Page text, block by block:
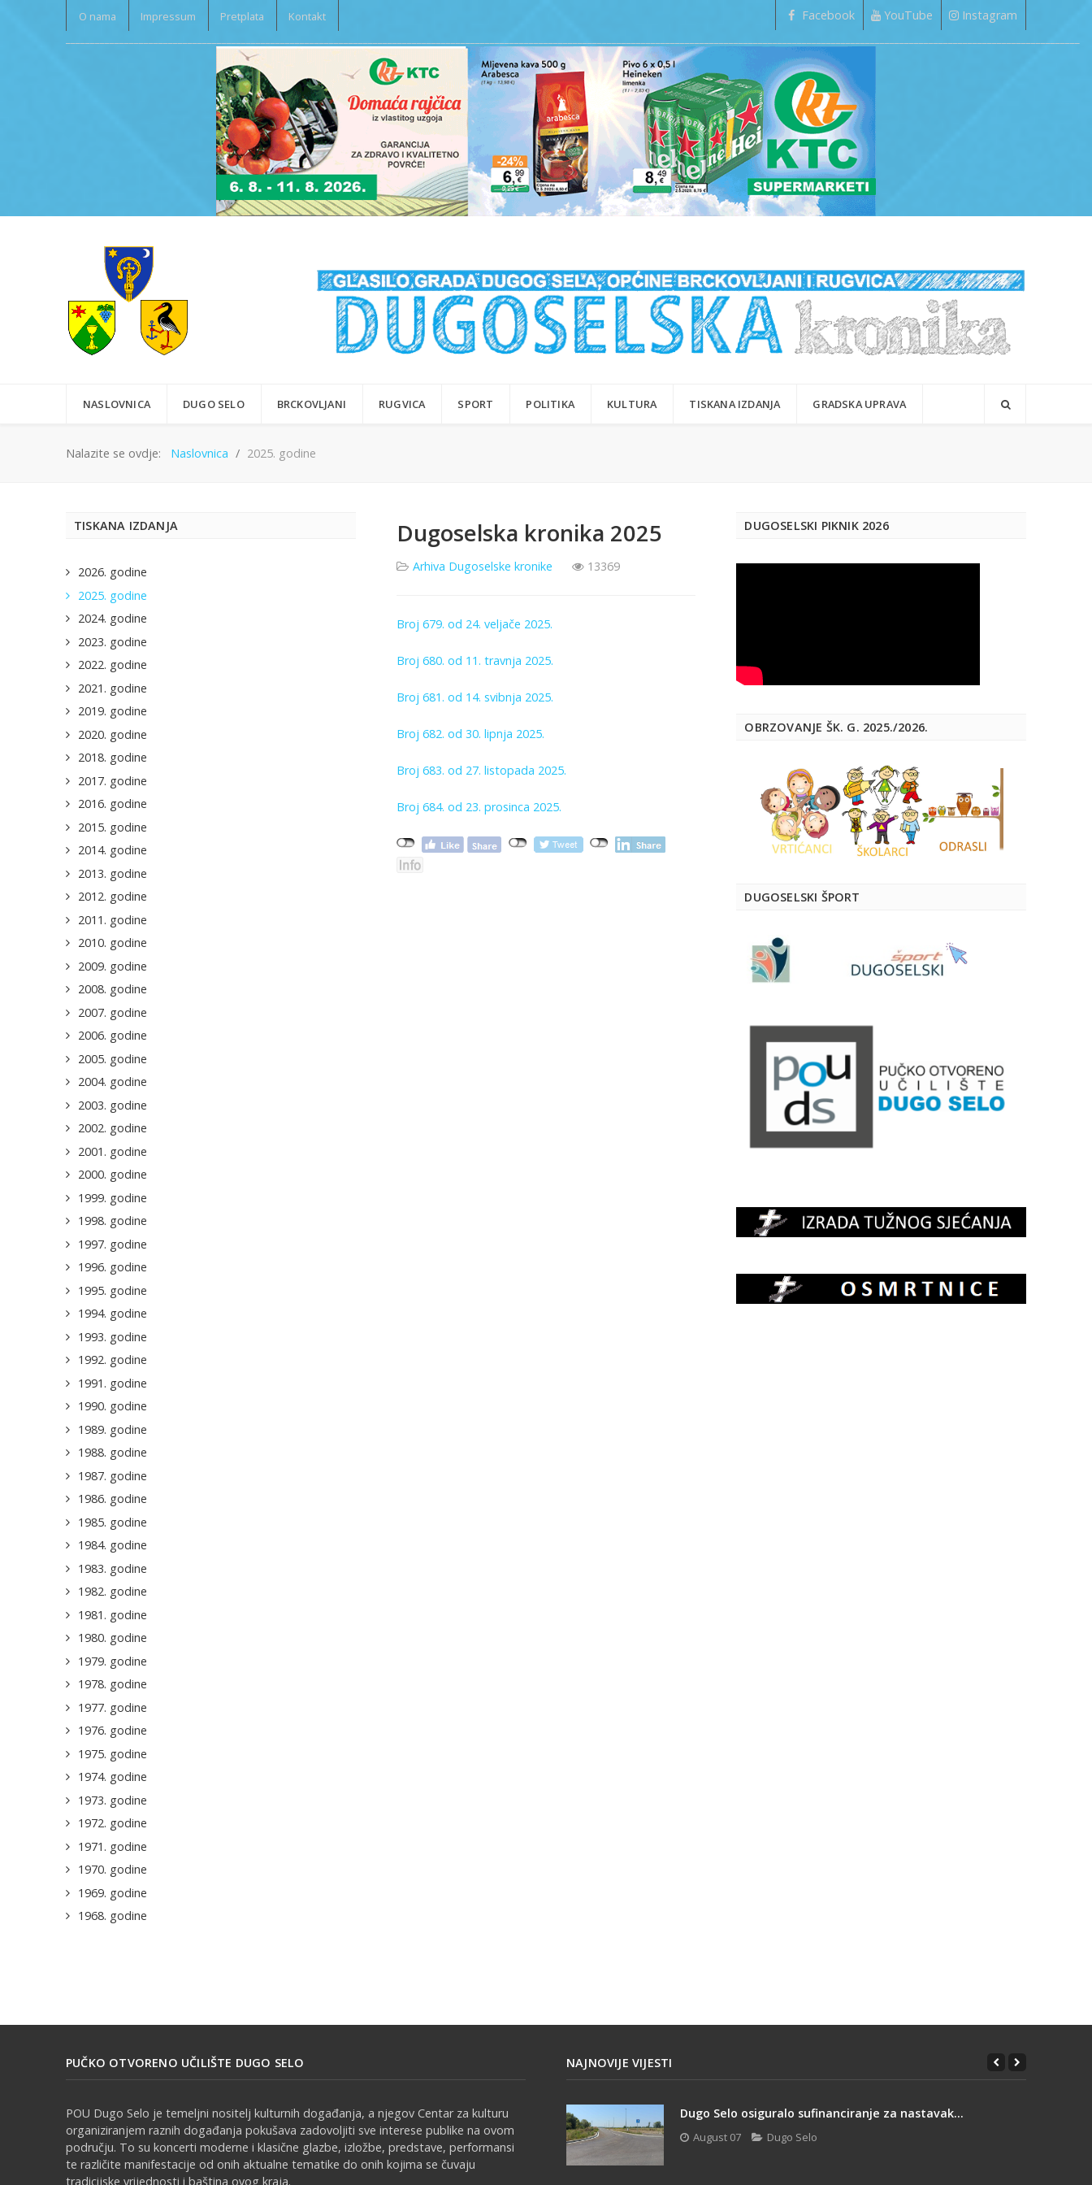
O nama Impressum Pretplata Kontakt Facebook YouTube Instagram
NASLOVNICA DUGO SELO BRCKOVLJANI RUGVICA SPORT POLITIKA KULTURA TISKANA IZDANJA GRADSKA UPRAVA
Nalazite se ovdje: Naslovnica 2025. godine
TISKANA IZDANJA
2026. godine
2025. godine
2024. godine
2023. godine
2022. godine
2021. godine
2019. godine
2020. godine
2018. godine
2017. godine
2016. godine
2015. godine
2014. godine
2013. godine
2012. godine
2011. godine
2010. godine
2009. godine
2008. godine
2007. godine
2006. godine
2005. godine
2004. godine
2003. godine
2002. godine
2001. godine
2000. godine
1999. godine
1998. godine
1997. godine
1996. godine
1995. godine
1994. godine
1993. godine
1992. godine
1991. godine
1990. godine
1989. godine
1988. godine
1987. godine
1986. godine
1985. godine
1984. godine
1983. godine
1982. godine
1981. godine
1980. godine
1979. godine
1978. godine
1977. godine
1976. godine
1975. godine
1974. godine
1973. godine
1972. godine
1971. godine
1970. godine
1969. godine
1968. godine
Dugoselska kronika 2025
Arhiva Dugoselske kronike 13369
Broj 679. od 24. veljače 2025.
Broj 680. od 11. travnja 2025.
Broj 681. od 14. svibnja 2025.
Broj 682. od 30. lipnja 2025.
Broj 683. od 27. listopada 2025.
Broj 684. od 23. prosinca 2025.
DUGOSELSKI PIKNIK 2026
OBRZOVANJE ŠK. G. 2025./2026.
DUGOSELSKI ŠPORT
PUČKO OTVORENO UČILIŠTE DUGO SELO
POU Dugo Selo je temeljni nositelj kulturnih događanja, a njegov Centar za kulturu
organiziranjem raznih događanja pokušava zadovoljiti sve interese publike na ovom
području. To su koncerti moderne i klasične glazbe, izložbe, predstave, performansi
te različite manifestacije od onih aktualne tematike do onih kojima se čuvaju
tradicijske vrijednosti i baština ovog kraja.
NAJNOVIJE VIJESTI
Dugo Selo osiguralo sufinanciranje za nastavak...
August 07 Dugo Selo